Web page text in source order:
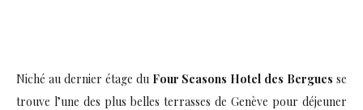
Niché au dernier étage du Four Seasons Hotel des Bergues se
trouve l’une des plus belles terrasses de Genève pour déjeuner